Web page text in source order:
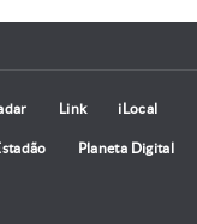
Link iLocal
Planeta Digital